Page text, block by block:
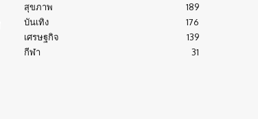
สุขภาพ
189
บันเทิง
176
เศรษฐกิจ
139
กีฬา
31